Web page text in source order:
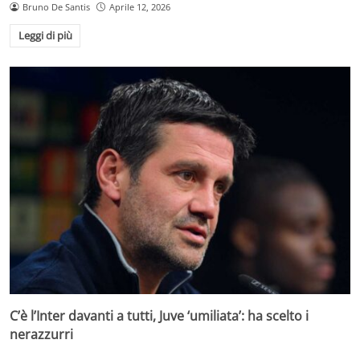
Bruno De Santis Aprile 12, 2026
Leggi di più
C’è l’Inter davanti a tutti, Juve ‘umiliata’: ha scelto i
nerazzurri